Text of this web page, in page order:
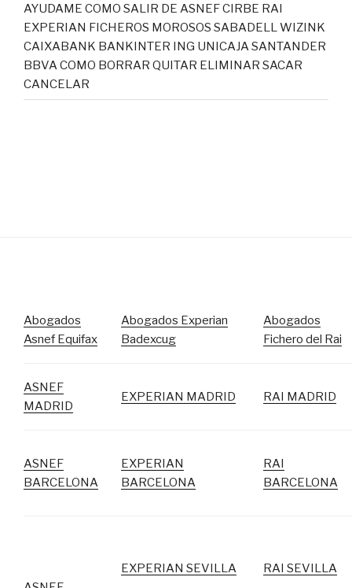
AYUDAME COMO SALIR DE ASNEF CIRBE RAI
EXPERIAN FICHEROS MOROSOS SABADELL WIZINK
CAIXABANK BANKINTER ING UNICAJA SANTANDER
BBVA COMO BORRAR QUITAR ELIMINAR SACAR
CANCELAR
Abogados
Asnef Equifax
Abogados Experian
Badexcug
Abogados
Fichero del Rai
ASNEF
MADRID
EXPERIAN MADRID RAI MADRID
ASNEF
BARCELONA
EXPERIAN
BARCELONA
RAI
BARCELONA
EXPERIAN SEVILLA RAI SEVILLA